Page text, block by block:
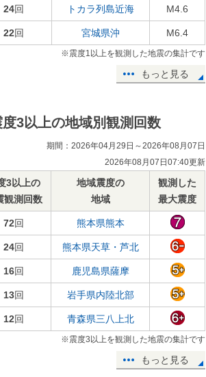
24回 トカラ列島近海 M4.6
22回 宮城県沖 M6.4
※震度1以上を観測した地震の集計です
もっと見る
度3以上の地域別観測回数
期間：2026年04月29日～2026年08月07日
2026年08月07日07:40更新
3以上の
観測回数
地域震度の
地域
観測した
最大震度
72回 熊本県熊本
24回 熊本県天草・芦北
16回 鹿児島県薩摩
13回 岩手県内陸北部
12回 青森県三八上北
※震度3以上を観測した地震の集計です
もっと見る